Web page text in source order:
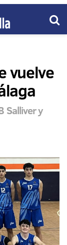
vuelve
Salliver y